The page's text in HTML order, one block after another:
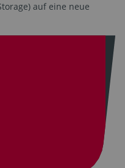
auf eine neue